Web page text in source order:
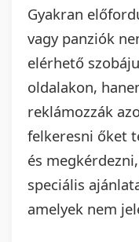
Gyakran
vagy panziók
elérhető
oldalakon,
reklámozzák
felkeresni őket
és
speciális
amelyek nem